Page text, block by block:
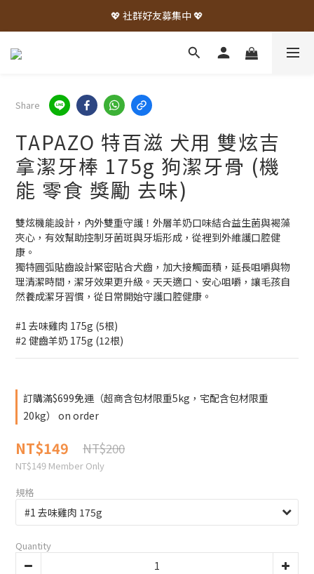
💖 社群好友募集中 💖
Share
TAPAZO 特百滋 犬用 雙炫吉
拿潔牙棒 175g 狗潔牙骨 (機
能 零食 獎勵 去味)
雙炫機能設計，內外雙重守護！外層羊奶口味結合益生菌與褐藻
夾心，有效幫助控制牙菌斑與牙垢形成，從裡到外維護口腔健
康。
獨特圓弧貼齒設計緊密貼合犬齒，加大接觸面積，延長咀嚼與物
理清潔時間，潔牙效果更升級。天天適口、安心咀嚼，讓毛孩自
然養成潔牙習慣，從日常開始守護口腔健康。
#1 去味雞肉 175g (5根)
#2 健齒羊奶 175g (12根)
訂購滿$699免運（超商含包材限重5kg，宅配含包材限重
20kg） on order
NT$149 NT$200
NT$149 Member Only
規格
Quantity